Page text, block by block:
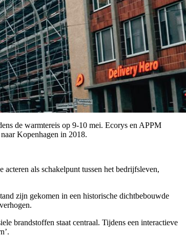
de warmtereis op 9-10 mei. Ecorys en APPM
Kopenhagen in 2018.
als schakelpunt tussen het bedrijfsleven,
zijn gekomen in een historische dichtbebouwde
brandstoffen staat centraal. Tijdens een interactieve